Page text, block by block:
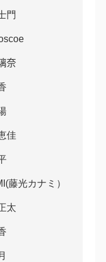
門
奈
佳
藤光カナミ）
太